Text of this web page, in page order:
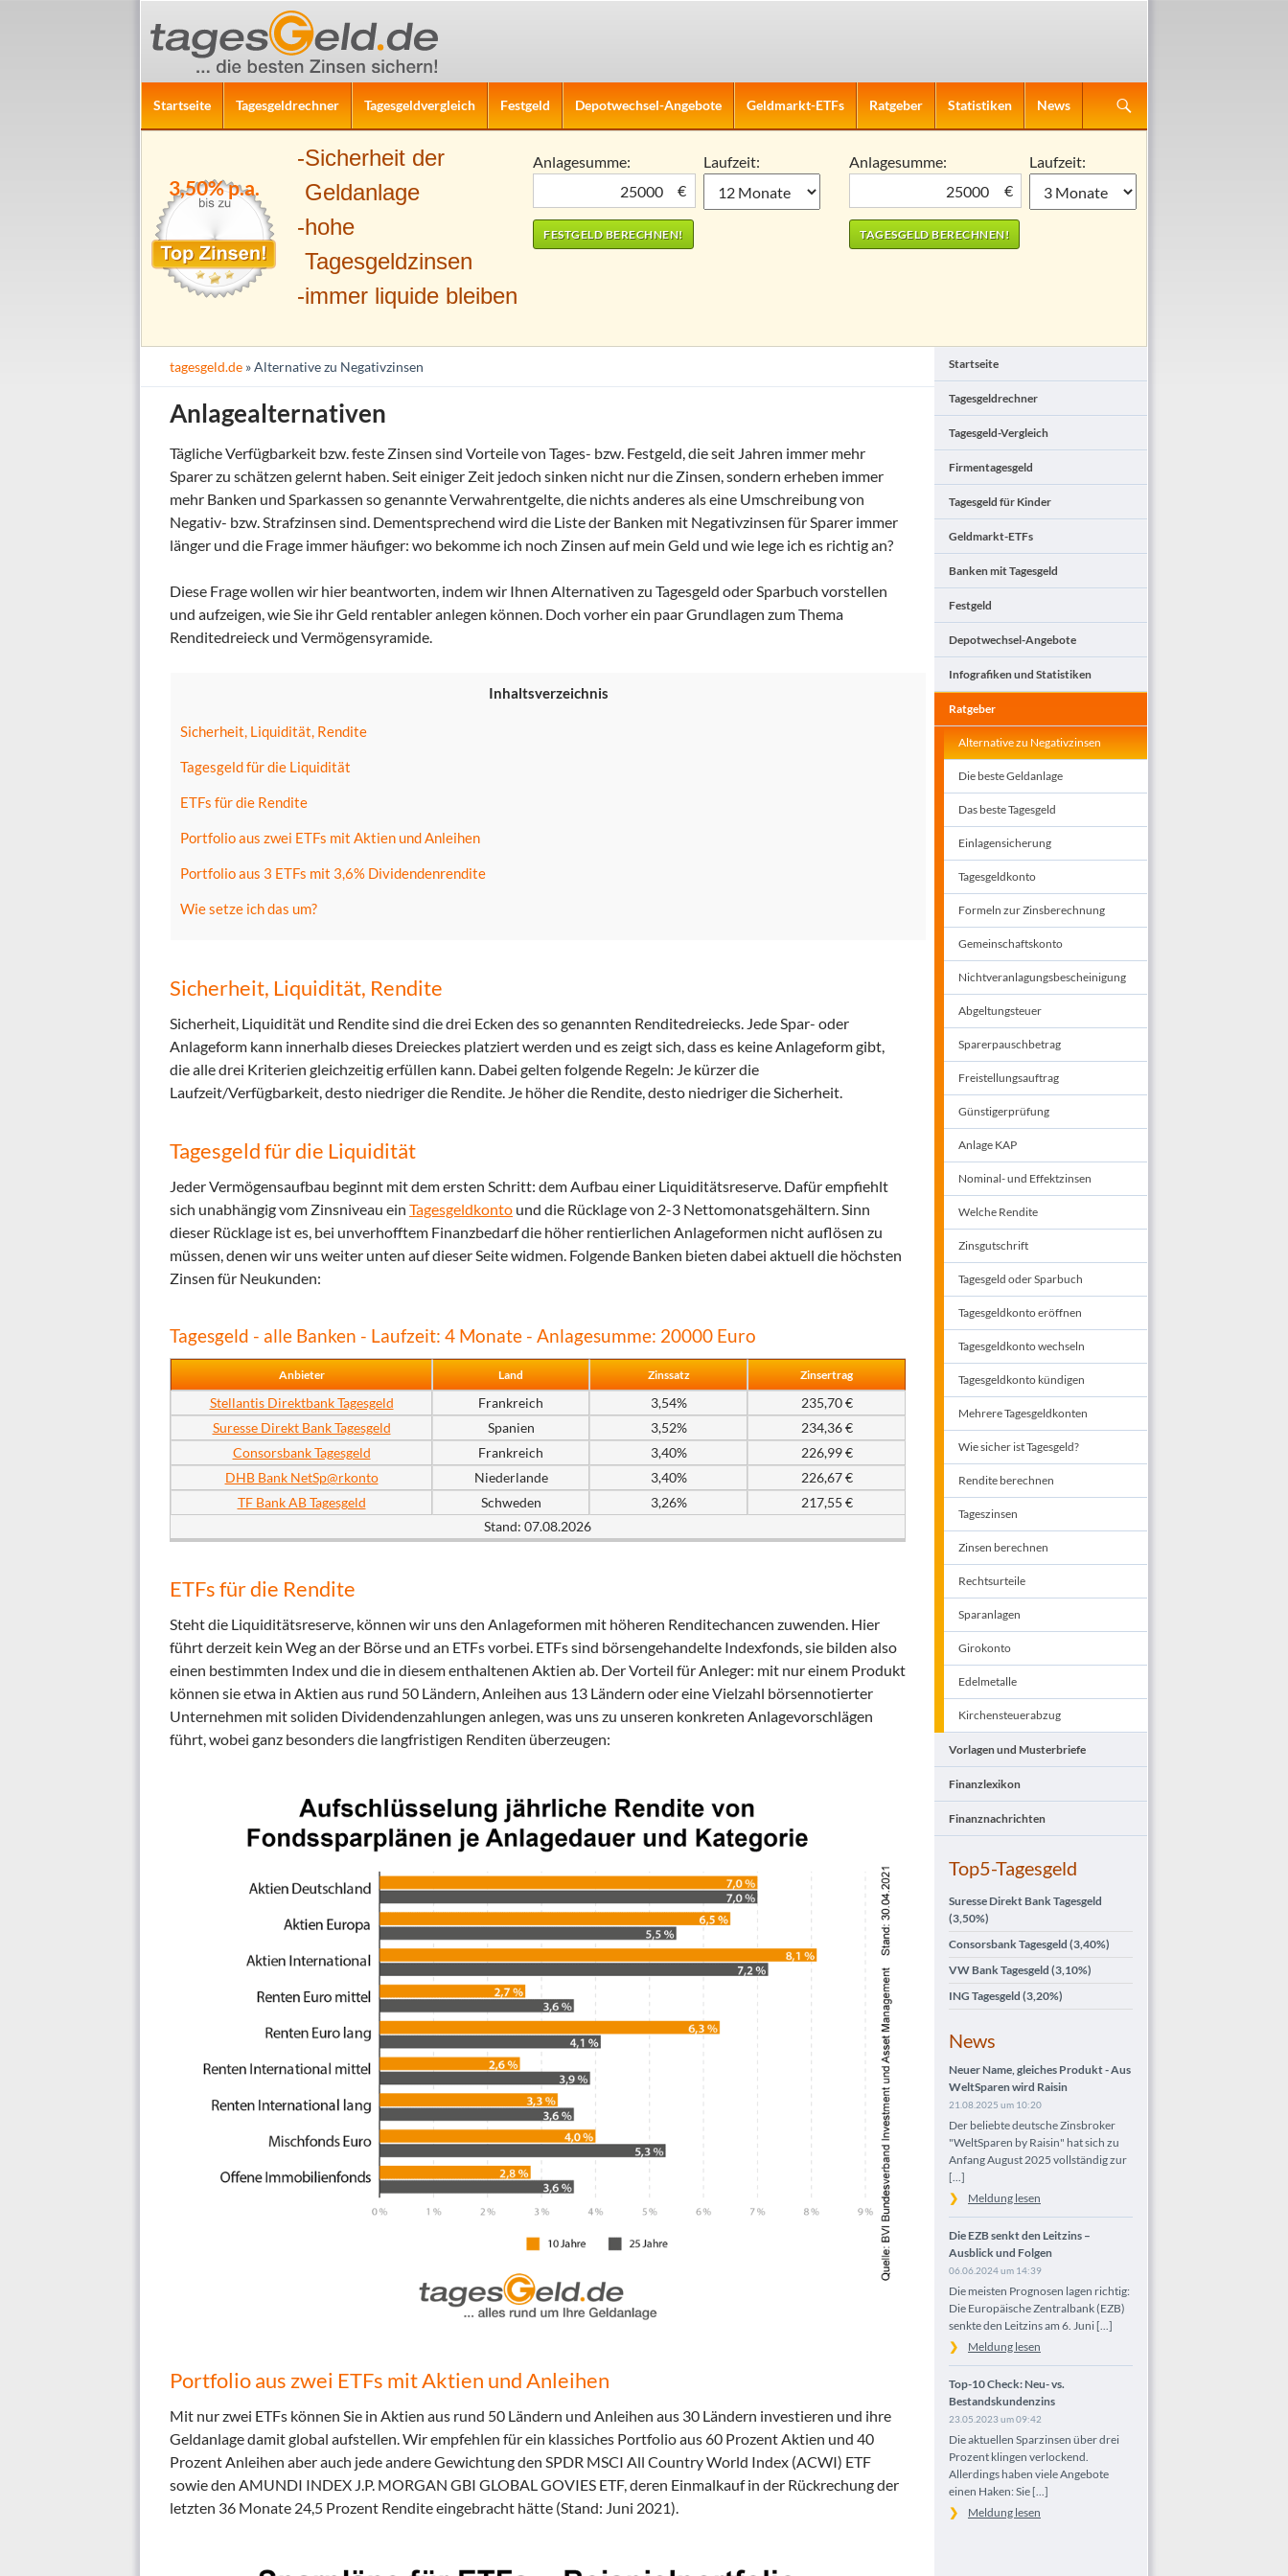
Startseite Tagesgeldrechner Tagesgeldvergleich Festgeld Depotwechsel-Angebote Geldmarkt-ETFs Ratgeber Statistiken News
3,50% p.a.
Sicherheit der
Geldanlage
hohe
Tagesgeldzinsen
immer liquide bleiben
Anlagesumme:
€
Laufzeit:
Anlagesumme:
€
Laufzeit:
tagesgeld.de » Alternative zu Negativzinsen
Anlagealternativen
Tägliche Verfügbarkeit bzw. feste Zinsen sind Vorteile von Tages- bzw. Festgeld, die seit Jahren immer mehr
Sparer zu schätzen gelernt haben. Seit einiger Zeit jedoch sinken nicht nur die Zinsen, sondern erheben immer
mehr Banken und Sparkassen so genannte Verwahrentgelte, die nichts anderes als eine Umschreibung von
Negativ- bzw. Strafzinsen sind. Dementsprechend wird die Liste der Banken mit Negativzinsen für Sparer immer
länger und die Frage immer häufiger: wo bekomme ich noch Zinsen auf mein Geld und wie lege ich es richtig an?
Diese Frage wollen wir hier beantworten, indem wir Ihnen Alternativen zu Tagesgeld oder Sparbuch vorstellen
und aufzeigen, wie Sie ihr Geld rentabler anlegen können. Doch vorher ein paar Grundlagen zum Thema
Renditedreieck und Vermögensyramide.
Inhaltsverzeichnis
Sicherheit, Liquidität, Rendite
Tagesgeld für die Liquidität
ETFs für die Rendite
Portfolio aus zwei ETFs mit Aktien und Anleihen
Portfolio aus 3 ETFs mit 3,6% Dividendenrendite
Wie setze ich das um?
Sicherheit, Liquidität, Rendite
Sicherheit, Liquidität und Rendite sind die drei Ecken des so genannten Renditedreiecks. Jede Spar- oder
Anlageform kann innerhalb dieses Dreieckes platziert werden und es zeigt sich, dass es keine Anlageform gibt,
die alle drei Kriterien gleichzeitig erfüllen kann. Dabei gelten folgende Regeln: Je kürzer die
Laufzeit/Verfügbarkeit, desto niedriger die Rendite. Je höher die Rendite, desto niedriger die Sicherheit.
Tagesgeld für die Liquidität
Jeder Vermögensaufbau beginnt mit dem ersten Schritt: dem Aufbau einer Liquiditätsreserve. Dafür empfiehlt
sich unabhängig vom Zinsniveau ein Tagesgeldkonto und die Rücklage von 2-3 Nettomonatsgehältern. Sinn
dieser Rücklage ist es, bei unverhofftem Finanzbedarf die höher rentierlichen Anlageformen nicht auflösen zu
müssen, denen wir uns weiter unten auf dieser Seite widmen. Folgende Banken bieten dabei aktuell die höchsten
Zinsen für Neukunden:
Tagesgeld - alle Banken - Laufzeit: 4 Monate - Anlagesumme: 20000 Euro
Anbieter Land Zinssatz Zinsertrag
Stellantis Direktbank Tagesgeld Frankreich 3,54%
235,70 €
Suresse Direkt Bank Tagesgeld
Spanien 3,52%
234,36 €
Consorsbank Tagesgeld
Frankreich 3,40%
226,99 €
DHB Bank NetSp@rkonto
Niederlande 3,40%
226,67 €
TF Bank AB Tagesgeld
Schweden 3,26%
217,55 €
Stand: 07.08.2026
ETFs für die Rendite
Steht die Liquiditätsreserve, können wir uns den Anlageformen mit höheren Renditechancen zuwenden. Hier
führt derzeit kein Weg an der Börse und an ETFs vorbei. ETFs sind börsengehandelte Indexfonds, sie bilden also
einen bestimmten Index und die in diesem enthaltenen Aktien ab. Der Vorteil für Anleger: mit nur einem Produkt
können sie etwa in Aktien aus rund 50 Ländern, Anleihen aus 13 Ländern oder eine Vielzahl börsennotierter
Unternehmen mit soliden Dividendenzahlungen anlegen, was uns zu unseren konkreten Anlagevorschlägen
führt, wobei ganz besonders die langfristigen Renditen überzeugen:
Portfolio aus zwei ETFs mit Aktien und Anleihen
Mit nur zwei ETFs können Sie in Aktien aus rund 50 Ländern und Anleihen aus 30 Ländern investieren und ihre
Geldanlage damit global aufstellen. Wir empfehlen für ein klassiches Portfolio aus 60 Prozent Aktien und 40
Prozent Anleihen aber auch jede andere Gewichtung den SPDR MSCI All Country World Index (ACWI) ETF
sowie den AMUNDI INDEX J.P. MORGAN GBI GLOBAL GOVIES ETF, deren Einmalkauf in der Rückrechung der
letzten 36 Monate 24,5 Prozent Rendite eingebracht hätte (Stand: Juni 2021).
Startseite
Tagesgeldrechner
Tagesgeld-Vergleich
Firmentagesgeld
Tagesgeld für Kinder
Geldmarkt-ETFs
Banken mit Tagesgeld
Festgeld
Depotwechsel-Angebote
Infografiken und Statistiken
Ratgeber
Alternative zu Negativzinsen
Die beste Geldanlage
Das beste Tagesgeld
Einlagensicherung
Tagesgeldkonto
Formeln zur Zinsberechnung
Gemeinschaftskonto
Nichtveranlagungsbescheinigung
Abgeltungsteuer
Sparerpauschbetrag
Freistellungsauftrag
Günstigerprüfung
Anlage KAP
Nominal- und Effektzinsen
Welche Rendite
Zinsgutschrift
Tagesgeld oder Sparbuch
Tagesgeldkonto eröffnen
Tagesgeldkonto wechseln
Tagesgeldkonto kündigen
Mehrere Tagesgeldkonten
Wie sicher ist Tagesgeld?
Rendite berechnen
Tageszinsen
Zinsen berechnen
Rechtsurteile
Sparanlagen
Girokonto
Edelmetalle
Kirchensteuerabzug
Vorlagen und Musterbriefe
Finanzlexikon
Finanznachrichten
Top5-Tagesgeld
Suresse Direkt Bank Tagesgeld
(3,50%)
Consorsbank Tagesgeld (3,40%)
VW Bank Tagesgeld (3,10%)
ING Tagesgeld (3,20%)
News
Neuer Name, gleiches Produkt - Aus
WeltSparen wird Raisin
21.08.2025 um 10:20
Der beliebte deutsche Zinsbroker
"WeltSparen by Raisin" hat sich zu
Anfang August 2025 vollständig zur
[...]
Meldung lesen
Die EZB senkt den Leitzins –
Ausblick und Folgen
06.06.2024 um 14:39
Die meisten Prognosen lagen richtig:
Die Europäische Zentralbank (EZB)
senkte den Leitzins am 6. Juni [...]
Meldung lesen
Top-10 Check: Neu- vs.
Bestandskundenzins
23.05.2023 um 09:42
Die aktuellen Sparzinsen über drei
Prozent klingen verlockend.
Allerdings haben viele Angebote
einen Haken: Sie [...]
Meldung lesen